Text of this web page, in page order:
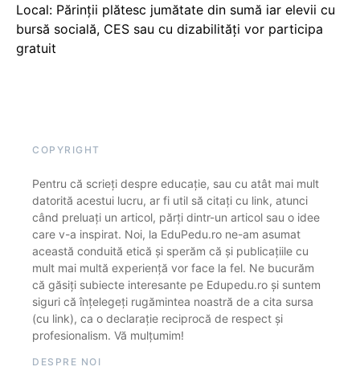
Local: Părinții plătesc jumătate din sumă iar elevii cu
bursă socială, CES sau cu dizabilităţi vor participa
gratuit
COPYRIGHT
Pentru că scrieți despre educație, sau cu atât mai mult
datorită acestui lucru, ar fi util să citați cu link, atunci
când preluați un articol, părți dintr-un articol sau o idee
care v-a inspirat. Noi, la EduPedu.ro ne-am asumat
această conduită etică și sperăm că și publicațiile cu
mult mai multă experiență vor face la fel. Ne bucurăm
că găsiți subiecte interesante pe Edupedu.ro și suntem
siguri că înțelegeți rugămintea noastră de a cita sursa
(cu link), ca o declarație reciprocă de respect și
profesionalism. Vă mulțumim!
DESPRE NOI